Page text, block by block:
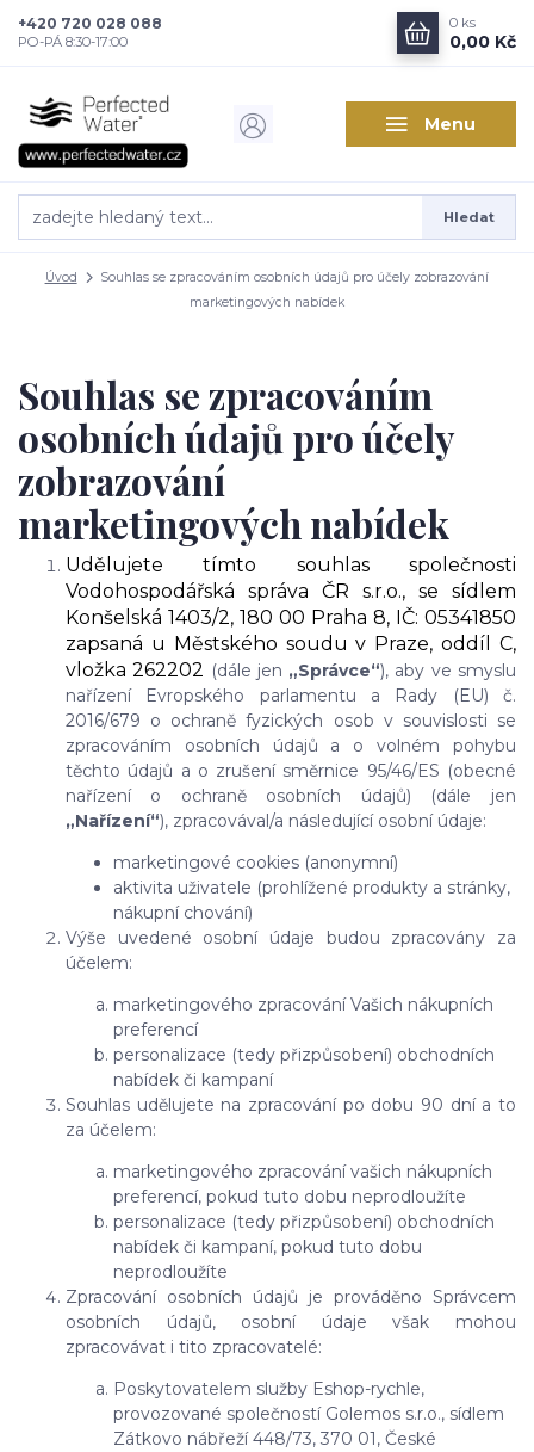
Menu
Hledat
+420 720 028 088
PO-PÁ 8:30-17:00
0 ks
0,00 Kč
Úvod
Souhlas se zpracováním osobních údajů pro účely zobrazování
marketingových nabídek
Souhlas se zpracováním
osobních údajů pro účely
zobrazování
marketingových nabídek
Udělujete tímto souhlas společnosti
Vodohospodářská správa ČR s.r.o., se sídlem
Konšelská 1403/2, 180 00 Praha 8, IČ: 05341850
zapsaná u Městského soudu v Praze, oddíl C,
vložka 262202 (dále jen „Správce“), aby ve smyslu
nařízení Evropského parlamentu a Rady (EU) č.
2016/679 o ochraně fyzických osob v souvislosti se
zpracováním osobních údajů a o volném pohybu
těchto údajů a o zrušení směrnice 95/46/ES (obecné
nařízení o ochraně osobních údajů) (dále jen
„Nařízení“), zpracovával/a následující osobní údaje:
marketingové cookies (anonymní)
aktivita uživatele (prohlížené produkty a stránky,
nákupní chování)
Výše uvedené osobní údaje budou zpracovány za
účelem:
marketingového zpracování Vašich nákupních
preferencí
personalizace (tedy přizpůsobení) obchodních
nabídek či kampaní
Souhlas udělujete na zpracování po dobu 90 dní a to
za účelem:
marketingového zpracování vašich nákupních
preferencí, pokud tuto dobu neprodloužíte
personalizace (tedy přizpůsobení) obchodních
nabídek či kampaní, pokud tuto dobu
neprodloužíte
Zpracování osobních údajů je prováděno Správcem
osobních údajů, osobní údaje však mohou
zpracovávat i tito zpracovatelé:
Poskytovatelem služby Eshop-rychle,
provozované společností Golemos s.r.o., sídlem
Zátkovo nábřeží 448/73, 370 01, České